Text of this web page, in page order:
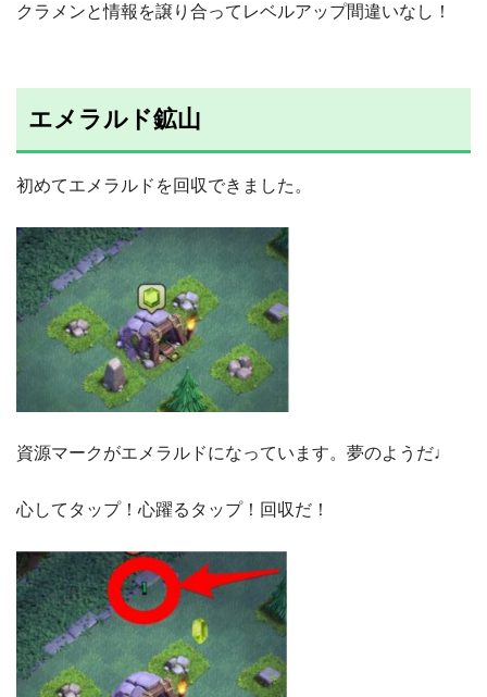
クラメンと情報を譲り合ってレベルアップ間違いなし！
エメラルド鉱山
初めてエメラルドを回収できました。
資源マークがエメラルドになっています。夢のようだ♩
心してタップ！心躍るタップ！回収だ！